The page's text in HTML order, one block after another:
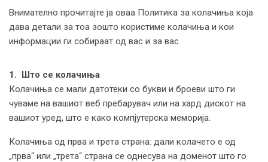
Внимателно прочитајте ја оваа Политика за колачиња која
дава детали за тоа зошто користиме колачиња и кои
информации ги собираат од вас и за вас.
1. Што се колачиња
Колачиња се мали датотеки со букви и броеви што ги
чуваме на вашиот веб пребарувач или на хард дискот на
вашиот уред, што е како компјутерска меморија.
Колачиња од прва и трета страна: дали колачето е од
„прва“ или „трета“ страна се однесува на доменот што го